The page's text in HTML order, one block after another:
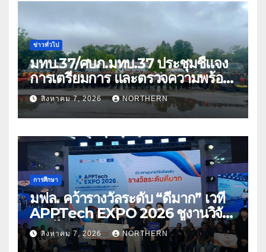
ข่าวทั่วไป
มทบ.37/ศบภ.มทบ.37 ประชุมชี้แจง
การเตรียมการ และตรวจความพร้อม
ด้านการบรรเทาสาธารณภัย
สิงหาคม 7, 2026 NORTHERN
การศึกษา
มฟล. คว้ารางวัลระดับ “ดีมาก” เวที
APPTech EXPO 2026 ชูงานวิจัย
สมุนไพร ขับเคลื่อนนวัตกรรมสู่เชิง
พาณิชย์
สิงหาคม 7, 2026 NORTHERN